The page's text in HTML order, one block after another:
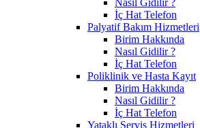
İç Hat Telefon
Palyatif Bakım Hizmetleri
Birim Hakkında
Nasıl Gidilir ?
İç Hat Telefon
Poliklinik ve Hasta Kayıt
Birim Hakkında
Nasıl Gidilir ?
İç Hat Telefon
Yataklı Servis Hizmetleri